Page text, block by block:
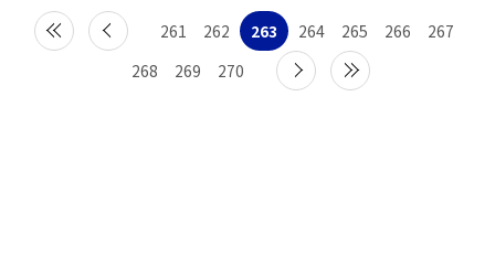
261 262 263 264 265 266
267
268
269 270